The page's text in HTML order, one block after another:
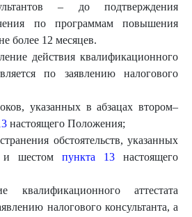
– до подтверждения
по программам повышения
более 12 месяцев.
действия квалификационного
по заявлению налогового
указанных в абзацах втором–
настоящего Положения;
обстоятельств, указанных
и шестом пункта 13 настоящего
квалификационного аттестата
налогового консультанта, а